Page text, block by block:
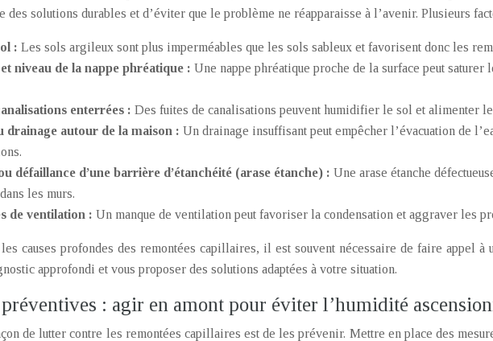
des solutions durables et d’éviter que le problème ne réapparaisse à l’avenir. Plusieurs
: Les sols argileux sont plus imperméables que les sols sableux et favorisent donc les
niveau de la nappe phréatique : Une nappe phréatique proche de la surface peut
enterrées : Des fuites de canalisations peuvent humidifier le sol et alimenter
drainage autour de la maison : Un drainage insuffisant peut empêcher l’évacuation de
défaillance d’une barrière d’étanchéité (arase étanche) : Une arase étanche
les murs.
de ventilation : Un manque de ventilation peut favoriser la condensation et aggraver les
causes profondes des remontées capillaires, il est souvent nécessaire de faire appel
approfondi et vous proposer des solutions adaptées à votre situation.
: agir en amont pour éviter l’humidité
de lutter contre les remontées capillaires est de les prévenir. Mettre en place des